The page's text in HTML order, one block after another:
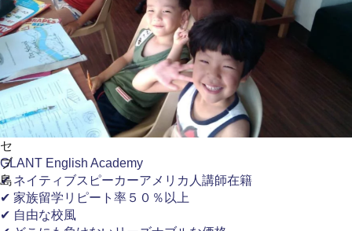
セ
ブ
島
GLANT English Academy
✔ ネイティブスピーカーアメリカ人講師在籍
✔ 家族留学リピート率５０％以上
✔ 自由な校風